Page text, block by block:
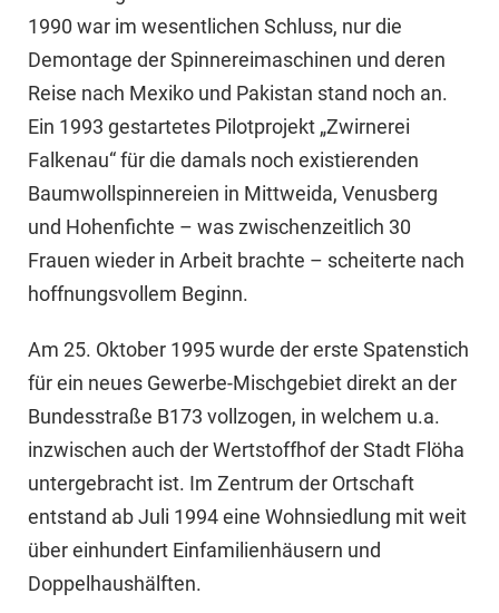
1990 war im wesentlichen Schluss, nur die
Demontage der Spinnereimaschinen und deren
Reise nach Mexiko und Pakistan stand noch an.
Ein 1993 gestartetes Pilotprojekt „Zwirnerei
Falkenau“ für die damals noch existierenden
Baumwollspinnereien in Mittweida, Venusberg
und Hohenfichte – was zwischenzeitlich 30
Frauen wieder in Arbeit brachte – scheiterte nach
hoffnungsvollem Beginn.
Am 25. Oktober 1995 wurde der erste Spatenstich
für ein neues Gewerbe-Mischgebiet direkt an der
Bundesstraße B173 vollzogen, in welchem u.a.
inzwischen auch der Wertstoffhof der Stadt Flöha
untergebracht ist. Im Zentrum der Ortschaft
entstand ab Juli 1994 eine Wohnsiedlung mit weit
über einhundert Einfamilienhäusern und
Doppelhaushälften.